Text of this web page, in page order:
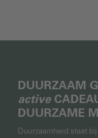
DUURZAAM
active
DUURZAME
Duurzaamheid staat